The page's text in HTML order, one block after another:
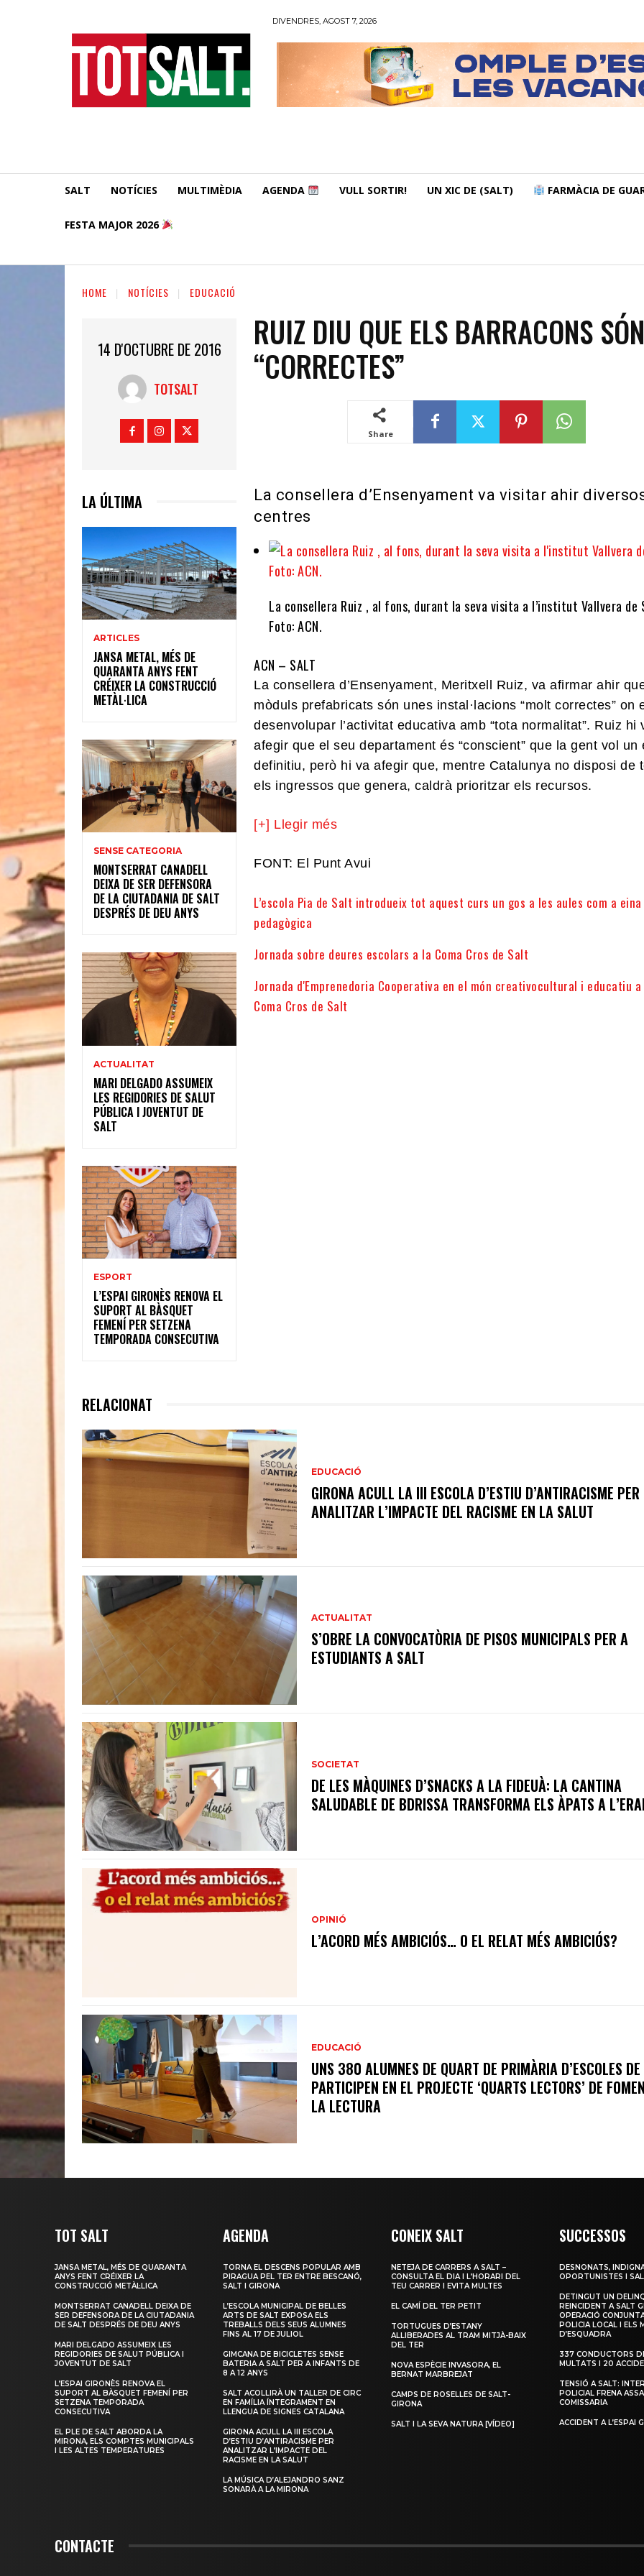
DIVENDRES, AGOST 7, 2026
SALT NOTÍCIES MULTIMÈDIA AGENDA VULL SORTIR! UN XIC DE (SALT) FARMÀCIA DE
FESTA MAJOR 2026
HOME NOTÍCIES EDUCACIÓ
14 D'OCTUBRE DE 2016
TOTSALT
LA ÚLTIMA
ARTICLES
JANSA METAL, MÉS DE
QUARANTA ANYS FENT
CRÉIXER LA CONSTRUCCIÓ
METÀL·LICA
SENSE CATEGORIA
MONTSERRAT CANADELL
DEIXA DE SER DEFENSORA
DE LA CIUTADANIA DE SALT
DESPRÉS DE DEU ANYS
ACTUALITAT
MARI DELGADO ASSUMEIX
LES REGIDORIES DE SALUT
PÚBLICA I JOVENTUT DE
SALT
ESPORT
L’ESPAI GIRONÈS RENOVA EL
SUPORT AL BÀSQUET
FEMENÍ PER SETZENA
TEMPORADA CONSECUTIVA
RUIZ DIU QUE ELS BARRACONS
“CORRECTES”
Share
La consellera d’Ensenyament va visitar ahir
centres
La consellera Ruiz , al fons, durant la seva visita a l’institut Vallvera de
Foto: ACN.
ACN – SALT
La consellera d’Ensenyament, Meritxell Ruiz, va afirmar ahir
mòduls prefabricats són unes instal·lacions “molt correctes” on
desenvolupar l’activitat educativa amb “tota normalitat”. Ruiz hi
afegir que el seu departament és “conscient” que la gent vol un
definitiu, però hi va afegir que, mentre Catalunya no disposi de
els ingressos que genera, caldrà prioritzar els recursos.
[+] Llegir més
FONT: El Punt Avui
L’escola Pia de Salt introdueix tot aquest curs un gos a les aules com a eina
pedagògica
Jornada sobre deures escolars a la Coma Cros de Salt
Jornada d'Emprenedoria Cooperativa en el món creativocultural i educatiu
Coma Cros de Salt
RELACIONAT
EDUCACIÓ
GIRONA ACULL LA III ESCOLA D’ESTIU D’ANTIRACISME PER
ANALITZAR L’IMPACTE DEL RACISME EN LA SALUT
ACTUALITAT
S’OBRE LA CONVOCATÒRIA DE PISOS MUNICIPALS PER A
ESTUDIANTS A SALT
SOCIETAT
DE LES MÀQUINES D’SNACKS A LA FIDEUÀ: LA CANTINA
SALUDABLE DE BDRISSA TRANSFORMA ELS ÀPATS A
OPINIÓ
L’ACORD MÉS AMBICIÓS… O EL RELAT MÉS AMBICIÓS?
EDUCACIÓ
UNS 380 ALUMNES DE QUART DE PRIMÀRIA D’ESCOLES
PARTICIPEN EN EL PROJECTE ‘QUARTS LECTORS’ DE
LA LECTURA
TOT SALT
JANSA METAL, MÉS DE QUARANTA
ANYS FENT CRÉIXER LA
CONSTRUCCIÓ METÀL·LICA
MONTSERRAT CANADELL DEIXA DE
SER DEFENSORA DE LA CIUTADANIA
DE SALT DESPRÉS DE DEU ANYS
MARI DELGADO ASSUMEIX LES
REGIDORIES DE SALUT PÚBLICA I
JOVENTUT DE SALT
L’ESPAI GIRONÈS RENOVA EL
SUPORT AL BÀSQUET FEMENÍ PER
SETZENA TEMPORADA
CONSECUTIVA
EL PLE DE SALT ABORDA LA
MIRONA, ELS COMPTES MUNICIPALS
I LES ALTES TEMPERATURES
AGENDA
TORNA EL DESCENS POPULAR AMB
PIRAGUA PEL TER ENTRE BESCANÓ,
SALT I GIRONA
L’ESCOLA MUNICIPAL DE BELLES
ARTS DE SALT EXPOSA ELS
TREBALLS DELS SEUS ALUMNES
FINS AL 17 DE JULIOL
GIMCANA DE BICICLETES SENSE
BATERIA A SALT PER A INFANTS DE
8 A 12 ANYS
SALT ACOLLIRÀ UN TALLER DE CIRC
EN FAMÍLIA ÍNTEGRAMENT EN
LLENGUA DE SIGNES CATALANA
GIRONA ACULL LA III ESCOLA
D’ESTIU D’ANTIRACISME PER
ANALITZAR L’IMPACTE DEL
RACISME EN LA SALUT
LA MÚSICA D’ALEJANDRO SANZ
SONARÀ A LA MIRONA
CONEIX SALT
NETEJA DE CARRERS A SALT –
CONSULTA EL DIA I L’HORARI DEL
TEU CARRER I EVITA MULTES
EL CAMÍ DEL TER PETIT
TORTUGUES D’ESTANY
ALLIBERADES AL TRAM MITJÀ-BAIX
DEL TER
NOVA ESPÈCIE INVASORA, EL
BERNAT MARBREJAT
CAMPS DE ROSELLES DE SALT-
GIRONA
SALT I LA SEVA NATURA [VÍDEO]
SUCCESSOS
DESNONATS,
OPORTUNISTES I
DETINGUT UN
REINCIDENT A SALT
OPERACIÓ
POLICIA LOCAL I ELS
D’ESQUADRA
337 CONDUCTORS
MULTATS I 20
TENSIÓ A SALT:
POLICIAL FRENA
COMISSARIA
ACCIDENT A L’ESPAI
CONTACTE